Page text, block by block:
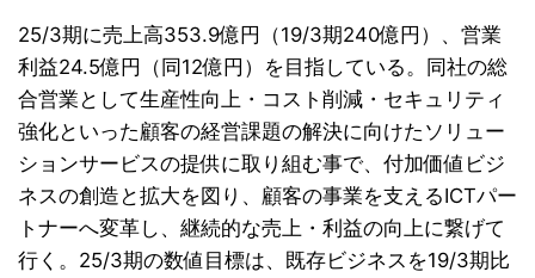
25/3期に売上高353.9億円（19/3期240億円）、営業
利益24.5億円（同12億円）を目指している。同社の総
合営業として生産性向上・コスト削減・セキュリティ
強化といった顧客の経営課題の解決に向けたソリュー
ションサービスの提供に取り組む事で、付加価値ビジ
ネスの創造と拡大を図り、顧客の事業を支えるICTパー
トナーへ変革し、継続的な売上・利益の向上に繋げて
行く。25/3期の数値目標は、既存ビジネスを19/3期比